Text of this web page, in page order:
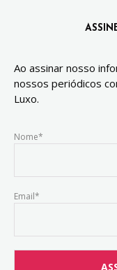
Ao assinar nosso
nossos periódicos
Luxo.
Nome*
Email*